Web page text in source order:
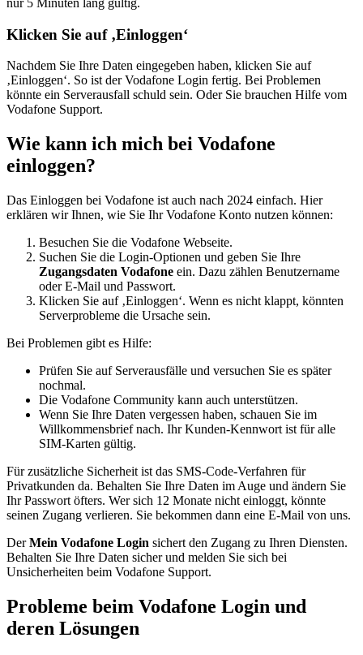
nur 5 Minuten lang gültig.
Klicken Sie auf ‚Einloggen‘
Nachdem Sie Ihre Daten eingegeben haben, klicken Sie auf
‚Einloggen‘. So ist der Vodafone Login fertig. Bei Problemen
könnte ein Serverausfall schuld sein. Oder Sie brauchen Hilfe vom
Vodafone Support.
Wie kann ich mich bei Vodafone
einloggen?
Das Einloggen bei Vodafone ist auch nach 2024 einfach. Hier
erklären wir Ihnen, wie Sie Ihr Vodafone Konto nutzen können:
Besuchen Sie die Vodafone Webseite.
Suchen Sie die Login-Optionen und geben Sie Ihre
Zugangsdaten Vodafone ein. Dazu zählen Benutzername
oder E-Mail und Passwort.
Klicken Sie auf ‚Einloggen‘. Wenn es nicht klappt, könnten
Serverprobleme die Ursache sein.
Bei Problemen gibt es Hilfe:
Prüfen Sie auf Serverausfälle und versuchen Sie es später
nochmal.
Die Vodafone Community kann auch unterstützen.
Wenn Sie Ihre Daten vergessen haben, schauen Sie im
Willkommensbrief nach. Ihr Kunden-Kennwort ist für alle
SIM-Karten gültig.
Für zusätzliche Sicherheit ist das SMS-Code-Verfahren für
Privatkunden da. Behalten Sie Ihre Daten im Auge und ändern Sie
Ihr Passwort öfters. Wer sich 12 Monate nicht einloggt, könnte
seinen Zugang verlieren. Sie bekommen dann eine E-Mail von uns.
DerMein Vodafone Login sichert den Zugang zu Ihren Diensten.
Behalten Sie Ihre Daten sicher und melden Sie sich bei
Unsicherheiten beim Vodafone Support.
Probleme beim Vodafone Login und
deren Lösungen